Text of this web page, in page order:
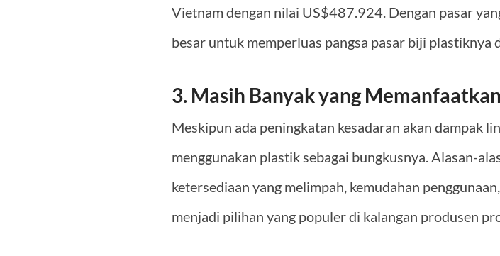
Vietnam dengan nilai US$487.924. Dengan pasar
besar untuk memperluas pangsa pasar biji plastiknya
3. Masih Banyak yang
Meskipun ada peningkatan kesadaran akan dampak
menggunakan plastik sebagai bungkusnya. Alasan-
ketersediaan yang melimpah, kemudahan
menjadi pilihan yang populer di kalangan produsen